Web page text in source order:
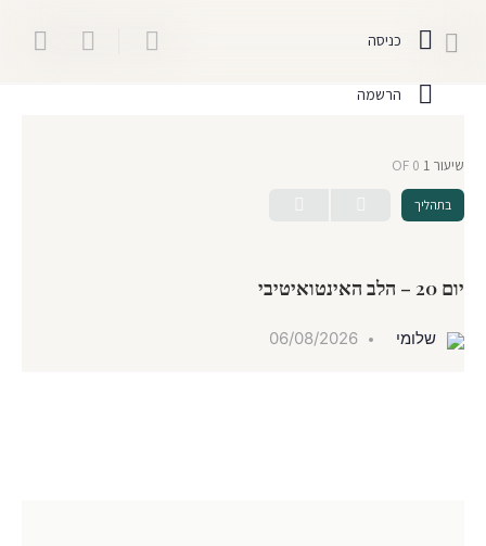
כניסה
הרשמה
שיעור 1 OF 0
בתהליך
יום 20 – הלב האינטואיטיבי
שלומי 06/08/2026